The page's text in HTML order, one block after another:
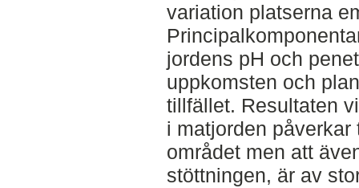
variation platserna
jordens pH och
uppkomsten och
tillfället. Resultaten
i matjorden
området men att
stöttningen, är av